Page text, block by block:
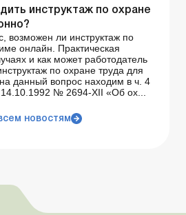
инструктаж по охране
возможен ли инструктаж по
онлайн. Практическая
и как может работодатель
по охране труда для
данный вопрос находим в ч. 4
14.10.1992 № 2694-XII «Об ох...
новостям